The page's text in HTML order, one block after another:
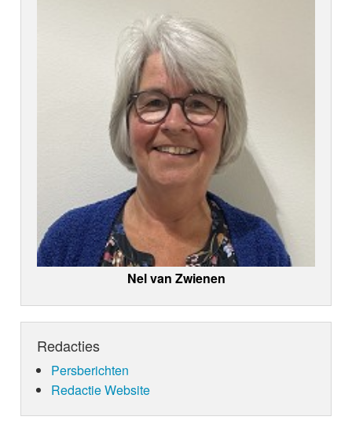
Nel van Zwienen
Redacties
Persberichten
Redactie Website